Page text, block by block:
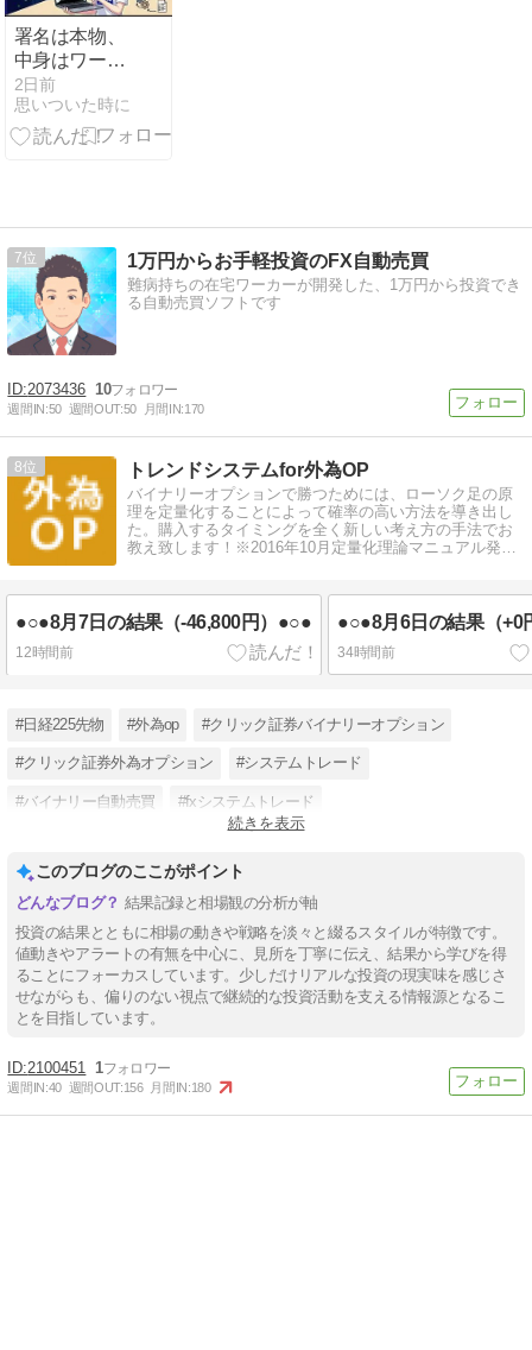
戦略
署名は本物、
中身はワーム
——信頼の土
台を逆手に取
られた一週間
2日前
思いついた時に
7 1万円からお手軽投資のFX自動売買
難病持ちの在宅ワーカーが開発した、1万円から投資でき
る自動売買ソフトです
2073436 10
週間IN:50 週間OUT:50 月間IN:170
8 トレンドシステムfor外為OP
バイナリーオプションで勝つためには、ローソク足の原
理を定量化することによって確率の高い方法を導き出し
た。購入するタイミングを全く新しい考え方の手法でお
教え致します！※2016年10月定量化理論マニュアル発売
●○●8月7日の結果（-46,800円）●○●
12時間前
●○●8月6日の結果（+0
34時間前
#日経225先物 #外為op #クリック証券バイナリーオプション
#クリック証券外為オプション #システムトレード
#バイナリー自動売買 #fxシステムトレード
続きを表示
このブログのここがポイント
結果記録と相場観の分析が軸
投資の結果とともに相場の動きや戦略を淡々と綴るスタイルが特徴です。
値動きやアラートの有無を中心に、見所を丁寧に伝え、結果から学びを得
ることにフォーカスしています。少しだけリアルな投資の現実味を感じさ
せながらも、偏りのない視点で継続的な投資活動を支える情報源となるこ
とを目指しています。
2100451 1
週間IN:40 週間OUT:156 月間IN:180